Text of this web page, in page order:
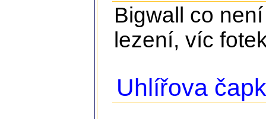
Bigwall co
lezení, víc
Uhlířova